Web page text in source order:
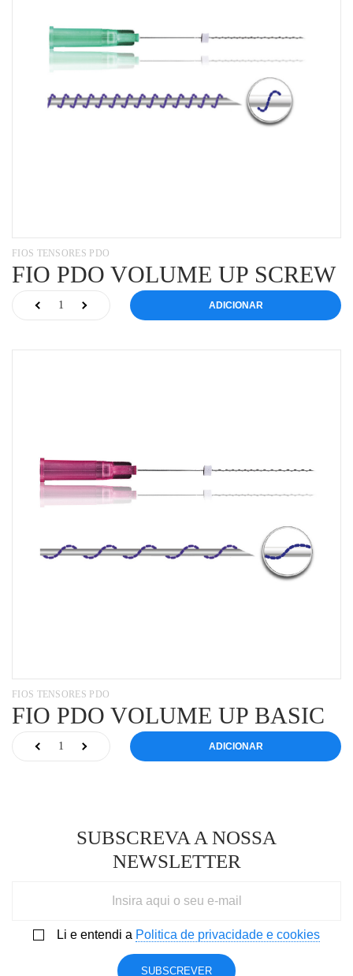
FIOS TENSORES PDO
FIO PDO VOLUME UP SCREW
ADICIONAR
FIOS TENSORES PDO
FIO PDO VOLUME UP BASIC
ADICIONAR
SUBSCREVA A NOSSA
NEWSLETTER
Li e entendi a Politica de privacidade e cookies
SUBSCREVER